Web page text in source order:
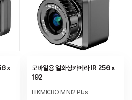
x
모바일용 열화상카메라 IR 256 x
192
HIKMICRO MINI2 Plus